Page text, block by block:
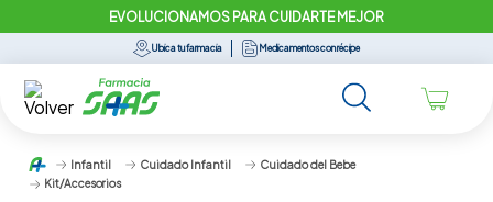
EVOLUCIONAMOS PARA CUIDARTE MEJOR
Ubica tu farmacia Medicamentos con récipe
Infantil Cuidado Infantil
Cuidado del Bebe
Kit/Accesorios